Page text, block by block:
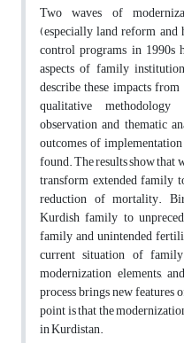
Two waves of
(especially land reform
control programs in 1990s
aspects of family
describe these impacts
qualitative
observation and thematic
outcomes of
found. The results show
transform extended family
reduction of mortality.
Kurdish family to
family and unintended
current situation of
modernization elements,
process brings new
point is that the
in Kurdistan.